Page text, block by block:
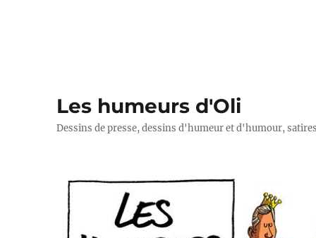
Les humeurs d'Oli
Dessins de presse, dessins d'humeur et d'humour,